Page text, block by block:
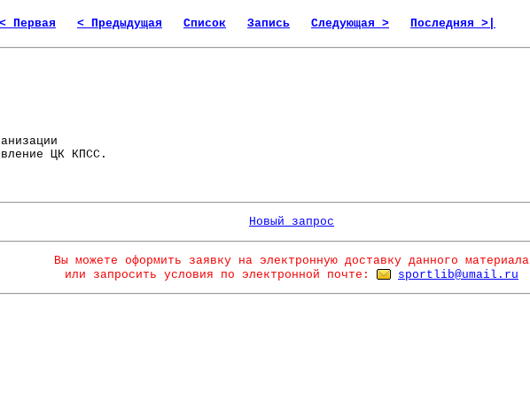
Первая < Предыдущая Список Запись Следующая > Последняя >|
ЦК КПСС.
Новый запрос
Вы можете оформить заявку на электронную доставку данного материала
или запросить условия по электронной почте:
sportlib@umail.ru